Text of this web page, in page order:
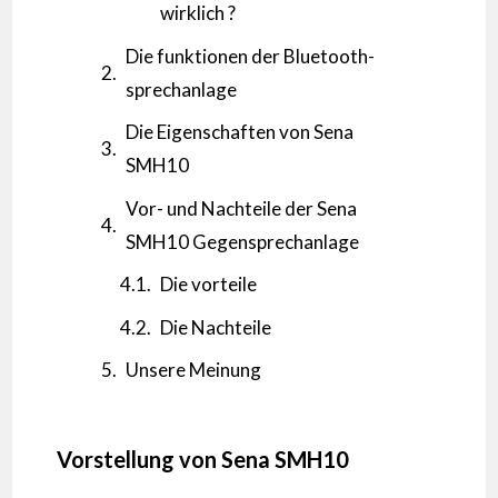
wirklich ?
Die funktionen der Bluetooth-
sprechanlage
Die Eigenschaften von Sena
SMH10
Vor- und Nachteile der Sena
SMH10 Gegensprechanlage
Die vorteile
Die Nachteile
Unsere Meinung
Vorstellung von Sena SMH10